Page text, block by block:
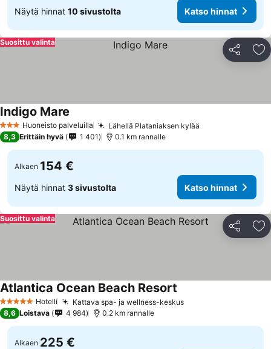
Näytä hinnat 10 sivustolta Katso hinnat
Jaa
Suosittu valinta
3 Tähtiluokitus
Huoneisto palveluilla Lähellä Plataniaksen kylää
Indigo Mare
8,3 Erittäin hyvä 1 401 0.1 km rannalle
Alkaen 154 €
Näytä hinnat 3 sivustolta Katso hinnat
Jaa
Suosittu valinta
5 Tähtiluokitus
Hotelli Kattava spa- ja wellness-keskus
Atlantica Ocean Beach Resort
8,6 Loistava 4 984 0.2 km rannalle
Alkaen 225 €